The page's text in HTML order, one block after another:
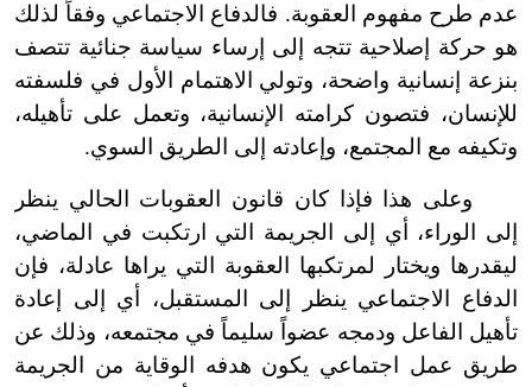
عدم طرح مفهوم العقوبة. فالدفاع الاجتماعي وفقاً لذلك
هو حركة إصلاحية تتجه إلى إرساء سياسة جنائية تتصف
بنزعة إنسانية واضحة، وتولي الاهتمام الأول في فلسفته
للإنسان، فتصون كرامته الإنسانية، وتعمل على تأهيله،
وتكيفه مع المجتمع، وإعادته إلى الطريق السوي.
وعلى هذا فإذا كان قانون العقوبات الحالي ينظر
إلى الوراء، أي إلى الجريمة التي ارتكبت في الماضي،
ليقدرها ويختار لمرتكبها العقوبة التي يراها عادلة، فإن
الدفاع الاجتماعي ينظر إلى المستقبل، أي إلى إعادة
تأهيل الفاعل ودمجه عضواً سليماً في مجتمعه، وذلك عن
طريق عمل اجتماعي يكون هدفه الوقاية من الجريمة